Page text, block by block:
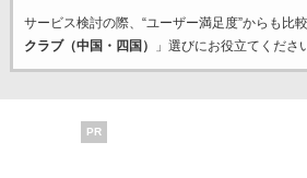
サービス検討の際、“ユーザー満足度”からも比
クラブ（中国・四国）
」選びにお役立てくださ
PR